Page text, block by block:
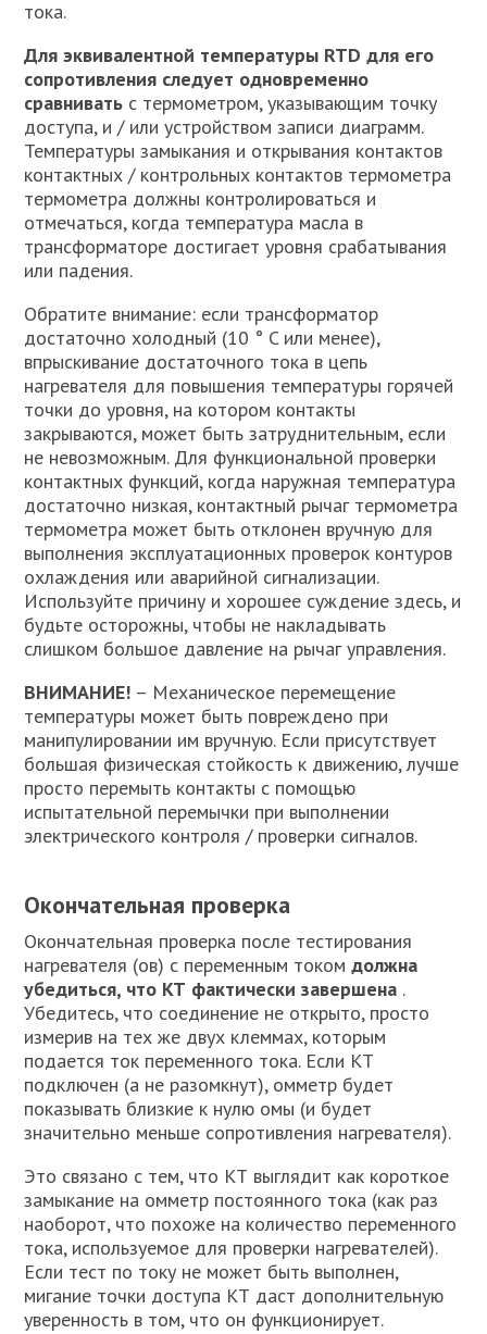
тока.
Для эквивалентной температуры RTD для его
сопротивления следует одновременно
сравнивать с термометром, указывающим точку
доступа, и / или устройством записи диаграмм.
Температуры замыкания и открывания контактов
контактных / контрольных контактов термометра
термометра должны контролироваться и
отмечаться, когда температура масла в
трансформаторе достигает уровня срабатывания
или падения.
Обратите внимание: если трансформатор
достаточно холодный (10 ° C или менее),
впрыскивание достаточного тока в цепь
нагревателя для повышения температуры горячей
точки до уровня, на котором контакты
закрываются, может быть затруднительным, если
не невозможным. Для функциональной проверки
контактных функций, когда наружная температура
достаточно низкая, контактный рычаг термометра
термометра может быть отклонен вручную для
выполнения эксплуатационных проверок контуров
охлаждения или аварийной сигнализации.
Используйте причину и хорошее суждение здесь, и
будьте осторожны, чтобы не накладывать
слишком большое давление на рычаг управления.
ВНИМАНИЕ! – Механическое перемещение
температуры может быть повреждено при
манипулировании им вручную. Если присутствует
большая физическая стойкость к движению, лучше
просто перемыть контакты с помощью
испытательной перемычки при выполнении
электрического контроля / проверки сигналов.
Окончательная проверка
Окончательная проверка после тестирования
нагревателя (ов) с переменным токомдолжна
убедиться, что КТ фактически завершена .
Убедитесь, что соединение не открыто, просто
измерив на тех же двух клеммах, которым
подается ток переменного тока. Если КТ
подключен (а не разомкнут), омметр будет
показывать близкие к нулю омы (и будет
значительно меньше сопротивления нагревателя).
Это связано с тем, что КТ выглядит как короткое
замыкание на омметр постоянного тока (как раз
наоборот, что похоже на количество переменного
тока, используемое для проверки нагревателей).
Если тест по току не может быть выполнен,
мигание точки доступа КТ даст дополнительную
уверенность в том, что он функционирует.